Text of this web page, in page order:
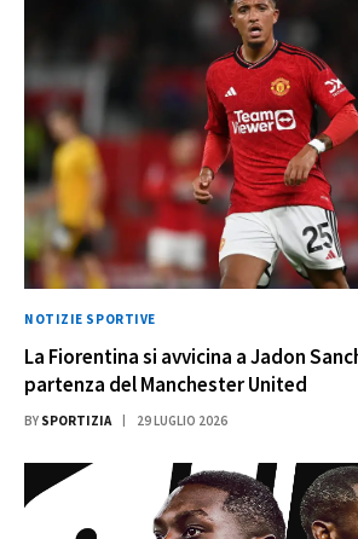
NOTIZIE SPORTIVE
La Fiorentina si avvicina a Jadon
partenza del Manchester United
BY SPORTIZIA 29 LUGLIO 2026